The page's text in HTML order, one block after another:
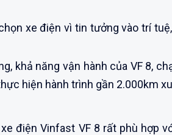
xe điện vì tin tưởng vào trí
khả năng vận hành của VF 8,
hiện hành trình gần 2.000km
điện Vinfast VF 8 rất phù hợp